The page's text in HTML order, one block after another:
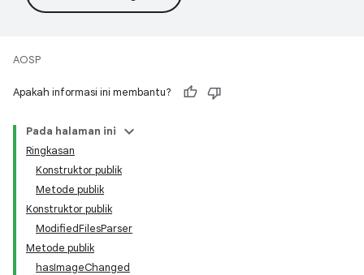
AOSP
Apakah informasi ini membantu?
Pada halaman ini
Ringkasan
Konstruktor publik
Metode publik
Konstruktor publik
ModifiedFilesParser
Metode publik
hasImageChanged